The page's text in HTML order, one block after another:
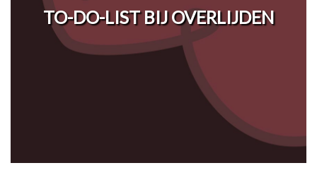
TO-DO-LIST BIJ OVERLIJDEN